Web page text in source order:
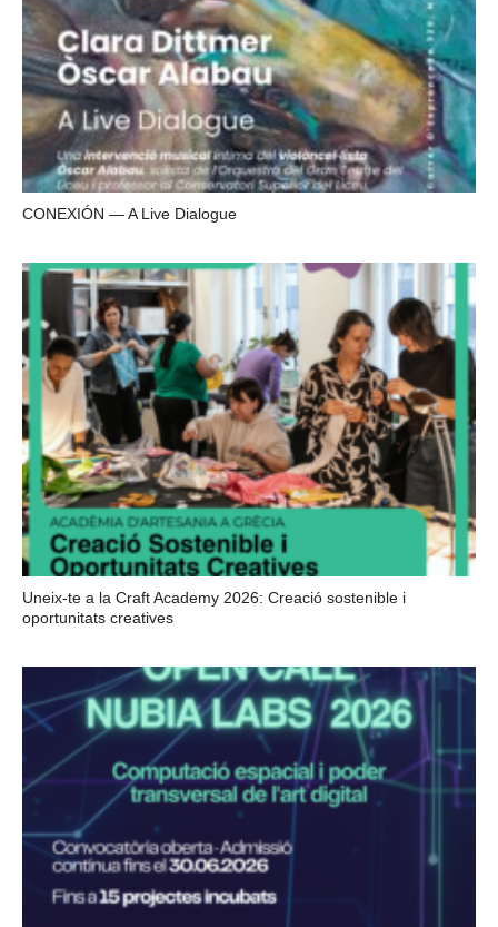
CONEXIÓN — A Live Dialogue
Uneix-te a la Craft Academy 2026: Creació sostenible i
oportunitats creatives